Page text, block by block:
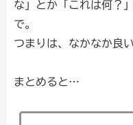
な」とか「これは何？
で。
つまりは、なかなか良
まとめると…